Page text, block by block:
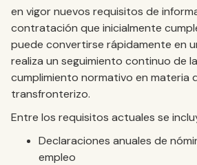
en vigor nuevos requisitos de
contratación que inicialmente
puede convertirse rápidamente en
realiza un seguimiento continuo de
cumplimiento normativo en materia
transfronterizo.
Entre los requisitos actuales se
Declaraciones anuales de
empleo